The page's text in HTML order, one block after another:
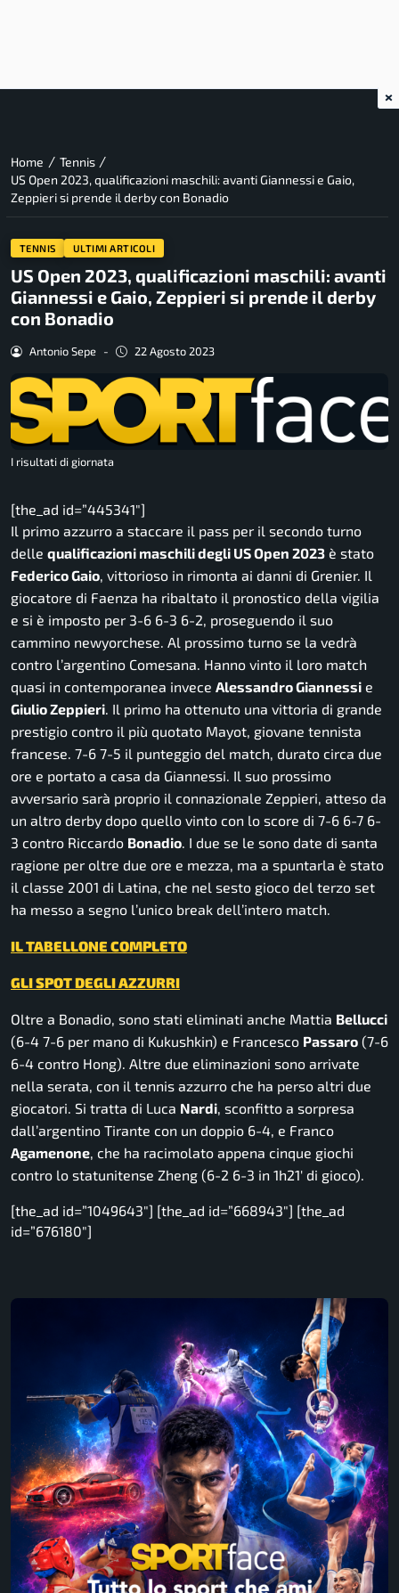
Home / Tennis /
US Open 2023, qualificazioni maschili: avanti Giannessi e Gaio,
Zeppieri si prende il derby con Bonadio
TENNIS ULTIMI ARTICOLI
US Open 2023, qualificazioni maschili: avanti
Giannessi e Gaio, Zeppieri si prende il derby
con Bonadio
Antonio Sepe - 22 Agosto 2023
I risultati di giornata
[the_ad id=”445341″]
Il primo azzurro a staccare il pass per il secondo turno
delle qualificazioni maschili degli US Open 2023 è stato
Federico Gaio , vittorioso in rimonta ai danni di Grenier. Il
giocatore di Faenza ha ribaltato il pronostico della vigilia
e si è imposto per 3-6 6-3 6-2, proseguendo il suo
cammino newyorchese. Al prossimo turno se la vedrà
contro l’argentino Comesana. Hanno vinto il loro match
quasi in contemporanea invece Alessandro Giannessi e
Giulio Zeppieri . Il primo ha ottenuto una vittoria di grande
prestigio contro il più quotato Mayot, giovane tennista
francese. 7-6 7-5 il punteggio del match, durato circa due
ore e portato a casa da Giannessi. Il suo prossimo
avversario sarà proprio il connazionale Zeppieri, atteso da
un altro derby dopo quello vinto con lo score di 7-6 6-7 6-
3 contro Riccardo Bonadio . I due se le sono date di santa
ragione per oltre due ore e mezza, ma a spuntarla è stato
il classe 2001 di Latina, che nel sesto gioco del terzo set
ha messo a segno l’unico break dell’intero match.
IL TABELLONE COMPLETO
GLI SPOT DEGLI AZZURRI
Oltre a Bonadio, sono stati eliminati anche Mattia Bellucci
(6-4 7-6 per mano di Kukushkin) e Francesco Passaro (7-6
6-4 contro Hong). Altre due eliminazioni sono arrivate
nella serata, con il tennis azzurro che ha perso altri due
giocatori. Si tratta di Luca Nardi , sconfitto a sorpresa
dall’argentino Tirante con un doppio 6-4, e Franco
Agamenone , che ha racimolato appena cinque giochi
contro lo statunitense Zheng (6-2 6-3 in 1h21′ di gioco).
[the_ad id=”1049643″] [the_ad id=”668943″] [the_ad
id=”676180″]
×